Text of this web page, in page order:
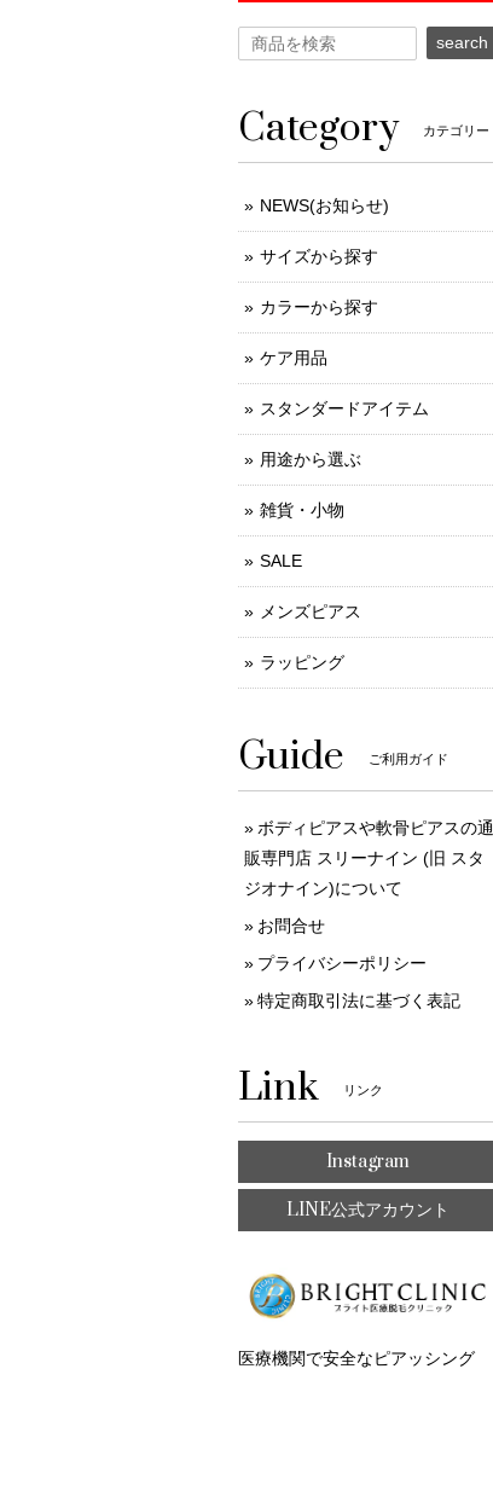
search
Category カテゴリー
NEWS(お知らせ)
サイズから探す
カラーから探す
ケア用品
スタンダードアイテム
用途から選ぶ
雑貨・小物
SALE
メンズピアス
ラッピング
Guide ご利用ガイド
ボディピアスや軟骨ピアスの通
販専門店 スリーナイン (旧 スタ
ジオナイン)について
お問合せ
プライバシーポリシー
特定商取引法に基づく表記
Link リンク
Instagram
LINE公式アカウント
医療機関で安全なピアッシング